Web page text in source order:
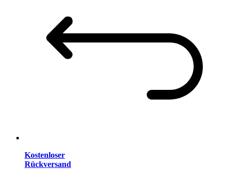
Kostenloser
Rückversand